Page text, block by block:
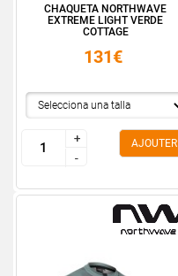
CHAQUETA NORTHWAVE
EXTREME LIGHT VERDE
COTTAGE
131€
+
-
+
-
AJOUTER